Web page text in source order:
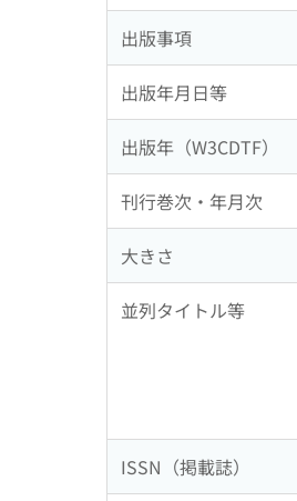
出版事項
出版年月日等
出版年（W3CDTF）
刊行巻次・年月次
大きさ
並列タイトル等
ISSN（掲載誌）